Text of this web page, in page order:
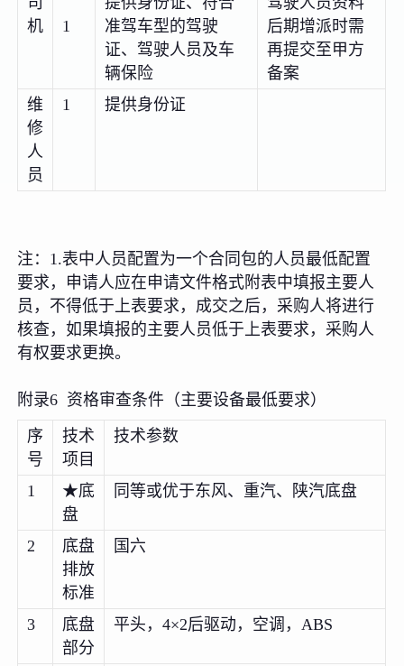
机
1
准驾车型的驾驶
证、驾驶人员及车
辆保险
后期增派时需
再提交至甲方
备案
维
修
人
员
1 提供身份证
注：1.表中人员配置为一个合同包的人员最低配置
要求，申请人应在申请文件格式附表中填报主要人
员，不得低于上表要求，成交之后，采购人将进行
核查，如果填报的主要人员低于上表要求，采购人
有权要求更换。
附录6 资格审查条件（主要设备最低要求）
序
号
技术
项目
技术参数
1
★底
盘
同等或优于东风、重汽、陕汽底盘
2
底盘
排放
标准
国六
3
底盘
部分
平头，4×2后驱动，空调，ABS